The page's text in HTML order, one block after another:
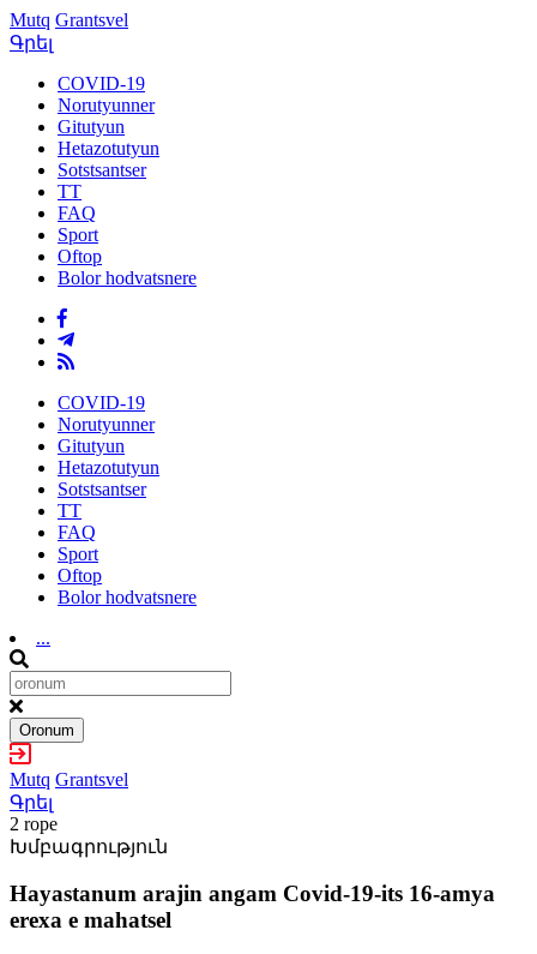
Mutq Grantsvel
Գրել
COVID-19
Norutyunner
Gitutyun
Hetazotutyun
Sotstsantser
TT
FAQ
Sport
Oftop
Bolor hodvatsnere
COVID-19
Norutyunner
Gitutyun
Hetazotutyun
Sotstsantser
TT
FAQ
Sport
Oftop
Bolor hodvatsnere
...
Oronum
Mutq Grantsvel
Գրել
2 rope
Խմբագրություն
Hayastanum arajin angam Covid-19-its 16-amya
erexa e mahatsel